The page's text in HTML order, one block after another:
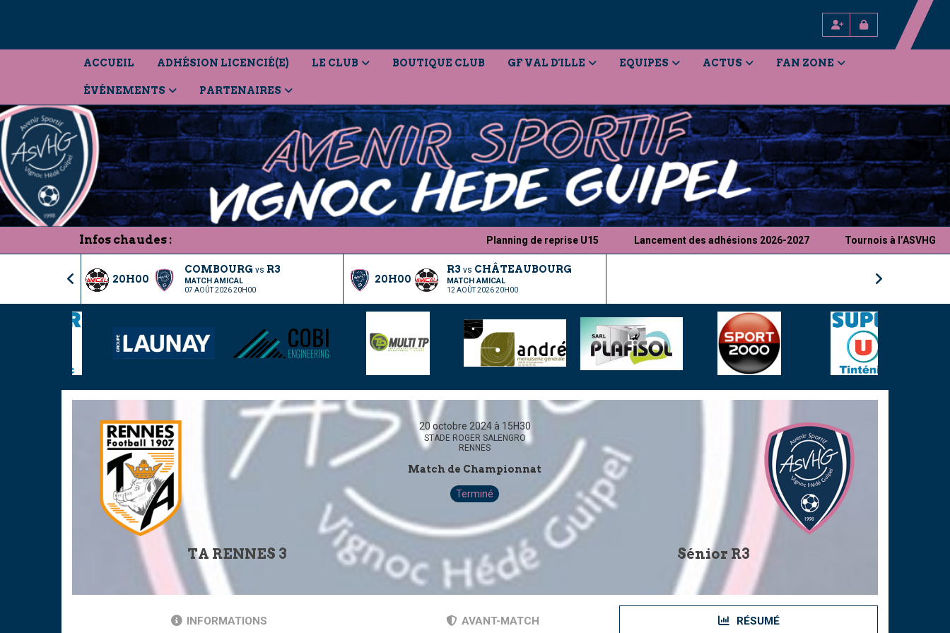
ACCUEIL ADHÉSION LICENCIÉ(E) LE CLUB BOUTIQUE CLUB GF VAL D'ILLE EQUIPES ACTUS FAN ZONE
ÉVÉNEMENTS PARTENAIRES
Infos chaudes : Planning de reprise U15 Lancement des adhésions 2026-2027 Tournois à l’ASVHG
20H00
COMBOURG vs R3
MATCH AMICAL
07 AOÛT 2026 20H00
20H00
R3 vs CHÂTEAUBOURG
MATCH AMICAL
12 AOÛT 2026 20H00
20 octobre 2024 à 15H30
STADE ROGER SALENGRO
RENNES
Match de Championnat
Terminé
TA RENNES 3 Sénior R3
INFORMATIONS AVANT-MATCH RÉSUMÉ